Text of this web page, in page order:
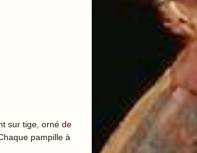
sur tige, orné de
pampille à